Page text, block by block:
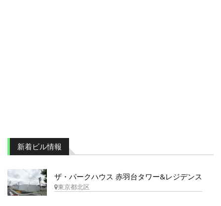
新着ビル情報
ザ・パークハウス 赤羽台タワー&レジデンス
東京都北区